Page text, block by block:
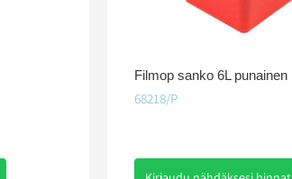
Filmop sanko 6L punainen
68218/P